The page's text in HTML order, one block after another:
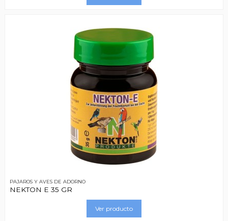
PAJAROS Y AVES DE ADORNO
NEKTON E 35 GR
Ver producto